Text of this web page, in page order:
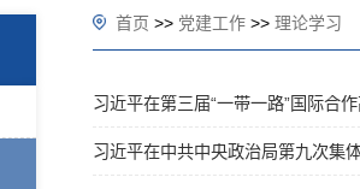
首页 >> 党建工作 >> 理论学习
习近平在第三届“一带一路”国际合
习近平在中共中央政治局第九次集